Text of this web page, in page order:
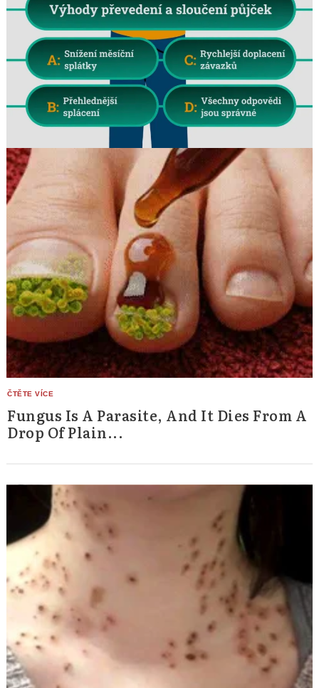
Fungus Is A Parasite, And It Dies From A
Drop Of Plain...
Search